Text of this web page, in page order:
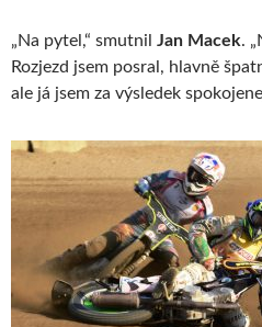
„Na pytel,“ smutnil Jan Macek.
Rozjezd jsem posral, hlavně
ale já jsem za výsledek